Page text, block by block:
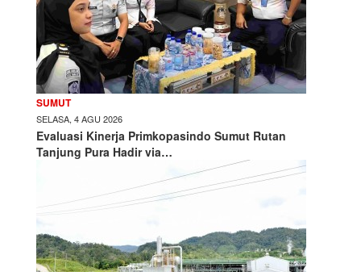
SUMUT
SELASA, 4 AGU 2026
Evaluasi Kinerja Primkopasindo Sumut Rutan
Tanjung Pura Hadir via…